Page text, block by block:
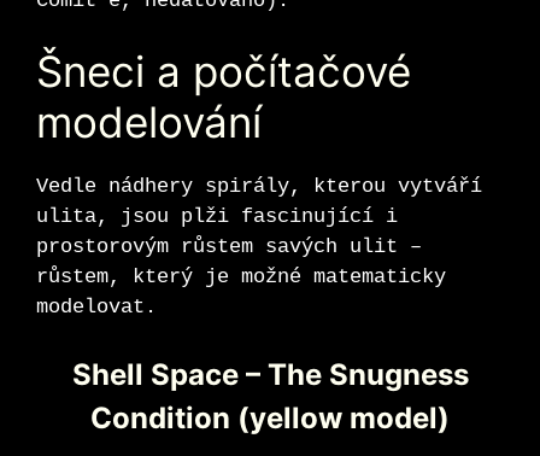
Šneci a počítačové
modelování
Vedle nádhery spirály, kterou vytváří
ulita, jsou plži fascinující i
prostorovým růstem savých ulit –
růstem, který je možné matematicky
modelovat.
Shell Space – The Snugness
Condition (yellow model)